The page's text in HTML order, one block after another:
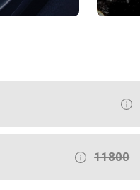
11800